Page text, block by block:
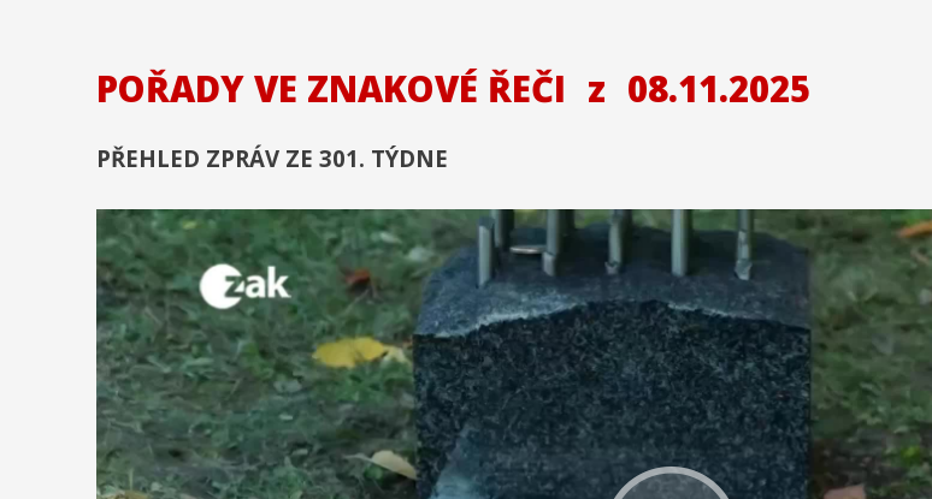
POŘADY VE ZNAKOVÉ ŘEČI z 08.11.2025
PŘEHLED ZPRÁV ZE 301. TÝDNE